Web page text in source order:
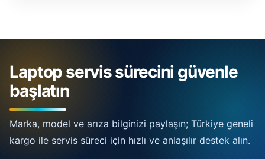
Laptop servis sürecini güvenle
başlatın
Marka, model ve arıza bilginizi paylaşın; Türkiye geneli
kargo ile servis süreci için hızlı ve anlaşılır destek alın.